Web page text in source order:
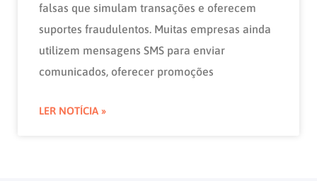
falsas que simulam transações e oferecem
suportes fraudulentos. Muitas empresas ainda
utilizem mensagens SMS para enviar
comunicados, oferecer promoções
LER NOTÍCIA »